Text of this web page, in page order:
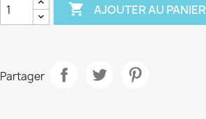
 AJOUTER AU PANIER
Partager